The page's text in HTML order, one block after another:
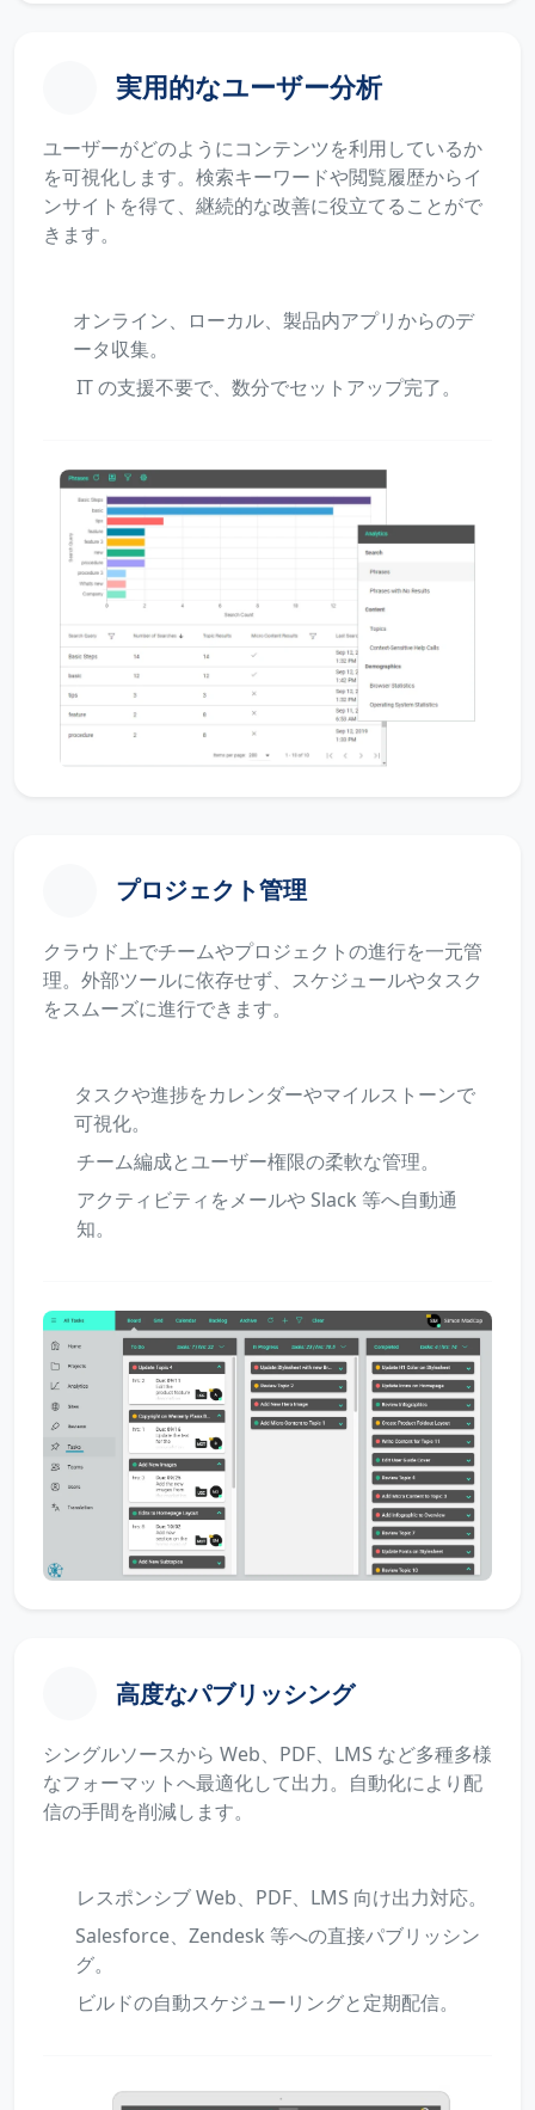
実用的なユーザー分析
ユーザーがどのようにコンテンツを利用しているか
を可視化します。検索キーワードや閲覧履歴からイ
ンサイトを得て、継続的な改善に役立てることがで
きます。
オンライン、ローカル、製品内アプリからのデ
ータ収集。
IT の支援不要で、数分でセットアップ完了。
プロジェクト管理
クラウド上でチームやプロジェクトの進行を一元管
理。外部ツールに依存せず、スケジュールやタスク
をスムーズに進行できます。
タスクや進捗をカレンダーやマイルストーンで
可視化。
チーム編成とユーザー権限の柔軟な管理。
アクティビティをメールや Slack 等へ自動通
知。
高度なパブリッシング
シングルソースから Web、PDF、LMS など多種多様
なフォーマットへ最適化して出力。自動化により配
信の手間を削減します。
レスポンシブ Web、PDF、LMS 向け出力対応。
Salesforce、Zendesk 等への直接パブリッシン
グ。
ビルドの自動スケジューリングと定期配信。